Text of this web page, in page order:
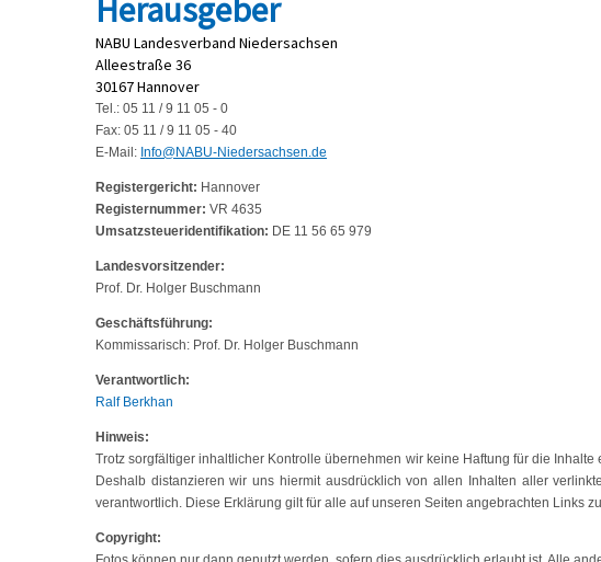
Herausgeber
NABU Landesverband Niedersachsen
Alleestraße 36
30167 Hannover
Tel.: 05 11 / 9 11 05 - 0
Fax: 05 11 / 9 11 05 - 40
E-Mail: Info@NABU-Niedersachsen.de
Registergericht: Hannover
Registernummer: VR 4635
Umsatzsteueridentifikation: DE 11 56 65 979
Landesvorsitzender:
Prof. Dr. Holger Buschmann
Geschäftsführung:
Kommissarisch: Prof. Dr. Holger Buschmann
Verantwortlich:
Ralf Berkhan
Hinweis:
Trotz sorgfältiger inhaltlicher Kontrolle übernehmen wir keine Haftung für die
Deshalb distanzieren wir uns hiermit ausdrücklich von allen Inhalten aller
verantwortlich. Diese Erklärung gilt für alle auf unseren Seiten angebrachten Links
Copyright: